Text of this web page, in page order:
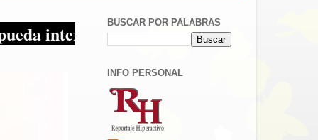
la objetividad con criterio y sin
BUSCAR POR PALABRAS
INFO PERSONAL